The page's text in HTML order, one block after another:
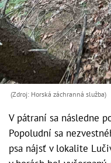
(Zdroj: Horská záchranná služba)
V pátraní sa následne
Popoludní sa
psa nájsť v lokalite